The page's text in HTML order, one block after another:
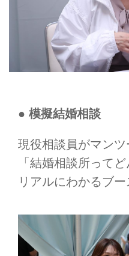
● 模擬結婚相談
現役相談員がマンツ
「結婚相談所って
リアルにわかるブー